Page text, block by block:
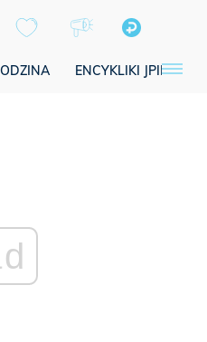
ENCYKLIKI JPII